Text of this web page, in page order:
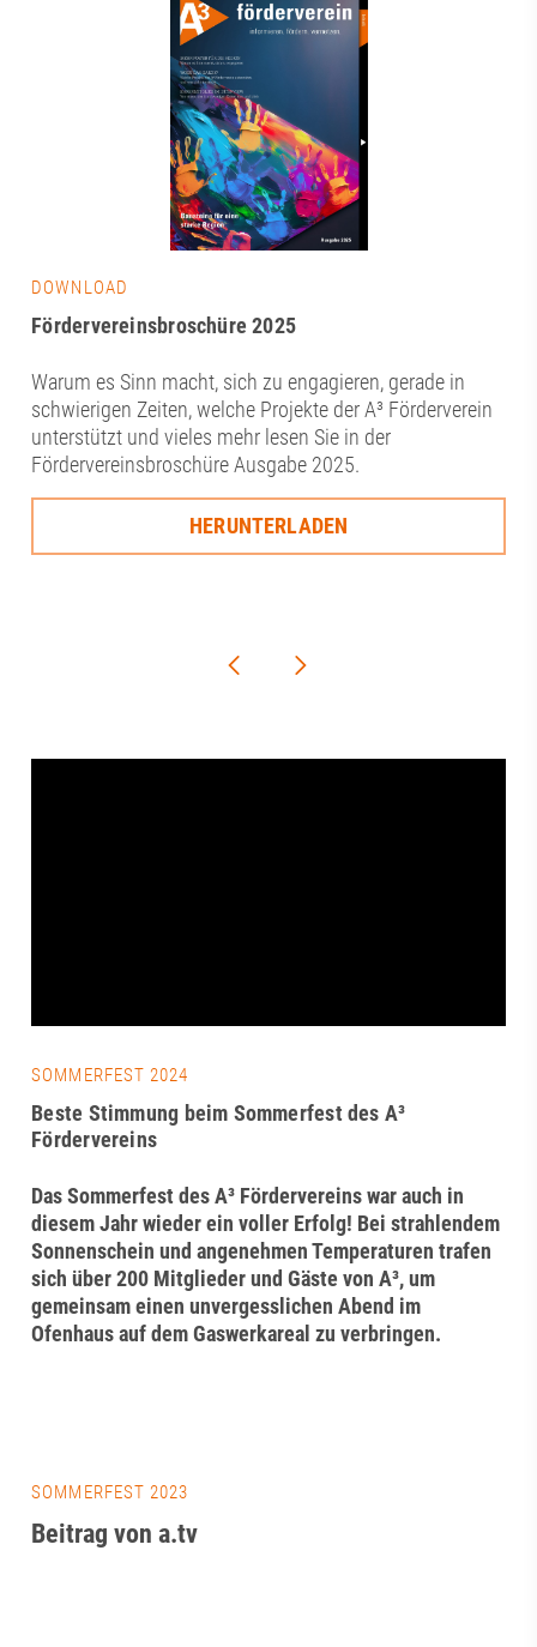
DOWNLOAD
Fördervereinsbroschüre 2025
Warum es Sinn macht, sich zu engagieren, gerade in
schwierigen Zeiten, welche Projekte der A³ Förderverein
unterstützt und vieles mehr lesen Sie in der
Fördervereinsbroschüre Ausgabe 2025.
HERUNTERLADEN
SOMMERFEST 2024
Beste Stimmung beim Sommerfest des A³
Fördervereins
Das Sommerfest des A³ Fördervereins war auch in
diesem Jahr wieder ein voller Erfolg! Bei strahlendem
Sonnenschein und angenehmen Temperaturen trafen
sich über 200 Mitglieder und Gäste von A³, um
gemeinsam einen unvergesslichen Abend im
Ofenhaus auf dem Gaswerkareal zu verbringen.
SOMMERFEST 2023
Beitrag von a.tv